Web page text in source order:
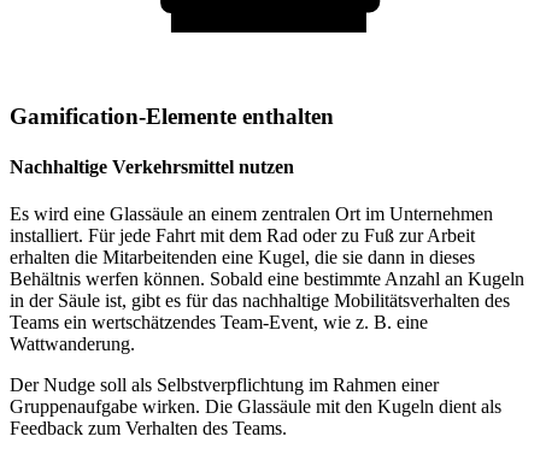
Gamification-Elemente enthalten
Nachhaltige Verkehrsmittel nutzen
Es wird eine Glassäule an einem zentralen Ort im Unternehmen
installiert. Für jede Fahrt mit dem Rad oder zu Fuß zur Arbeit
erhalten die Mitarbeitenden eine Kugel, die sie dann in dieses
Behältnis werfen können. Sobald eine bestimmte Anzahl an Kugeln
in der Säule ist, gibt es für das nachhaltige Mobilitätsverhalten des
Teams ein wertschätzendes Team-Event, wie z. B. eine
Wattwanderung.
Der Nudge soll als Selbstverpflichtung im Rahmen einer
Gruppenaufgabe wirken. Die Glassäule mit den Kugeln dient als
Feedback zum Verhalten des Teams.